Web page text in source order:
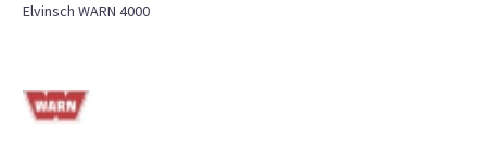
Elvinsch WARN 4000